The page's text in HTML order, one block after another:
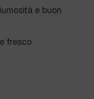
e buon
fresco